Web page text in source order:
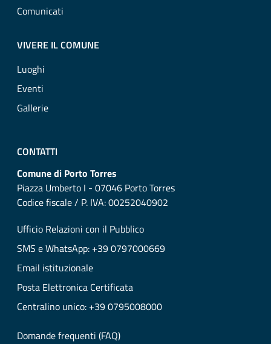
Comunicati
VIVERE IL COMUNE
Luoghi
Eventi
Gallerie
CONTATTI
Comune di Porto Torres
Piazza Umberto I - 07046 Porto Torres
Codice fiscale / P. IVA: 00252040902
Ufficio Relazioni con il Pubblico
SMS e WhatsApp: +39 0797000669
Email istituzionale
Posta Elettronica Certificata
Centralino unico: +39 0795008000
Domande frequenti (FAQ)